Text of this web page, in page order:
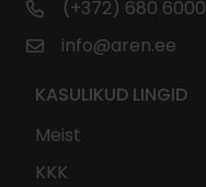
(+372) 680 6000
info@aren.ee
KASULIKUD LINGID
Meist
KKK